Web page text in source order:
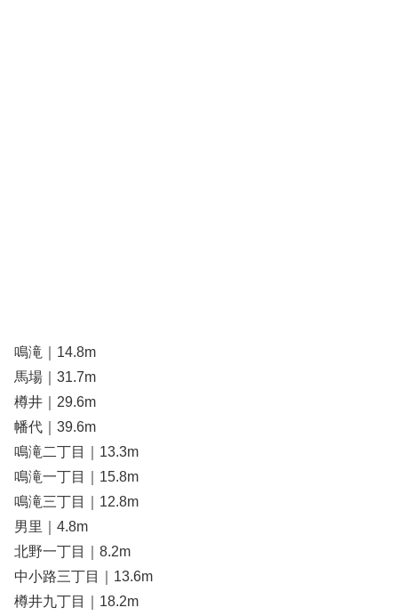
鳴滝｜14.8m
馬場｜31.7m
樽井｜29.6m
幡代｜39.6m
鳴滝二丁目｜13.3m
鳴滝一丁目｜15.8m
鳴滝三丁目｜12.8m
男里｜4.8m
北野一丁目｜8.2m
中小路三丁目｜13.6m
樽井九丁目｜18.2m